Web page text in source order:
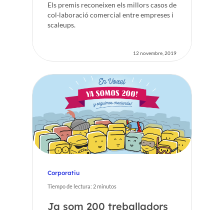
Els premis reconeixen els millors casos de
col·laboració comercial entre empreses i
scaleups.
12 novembre, 2019
Corporatiu
Tiempo de lectura: 2minutos
Ja som 200 treballadors